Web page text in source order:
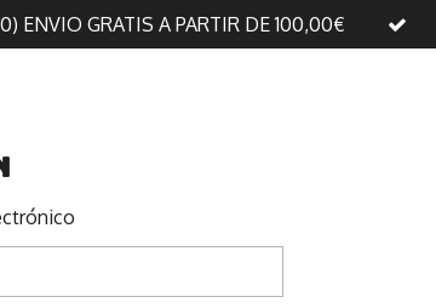
ENVIO GRATIS A PARTIR DE 100,00€